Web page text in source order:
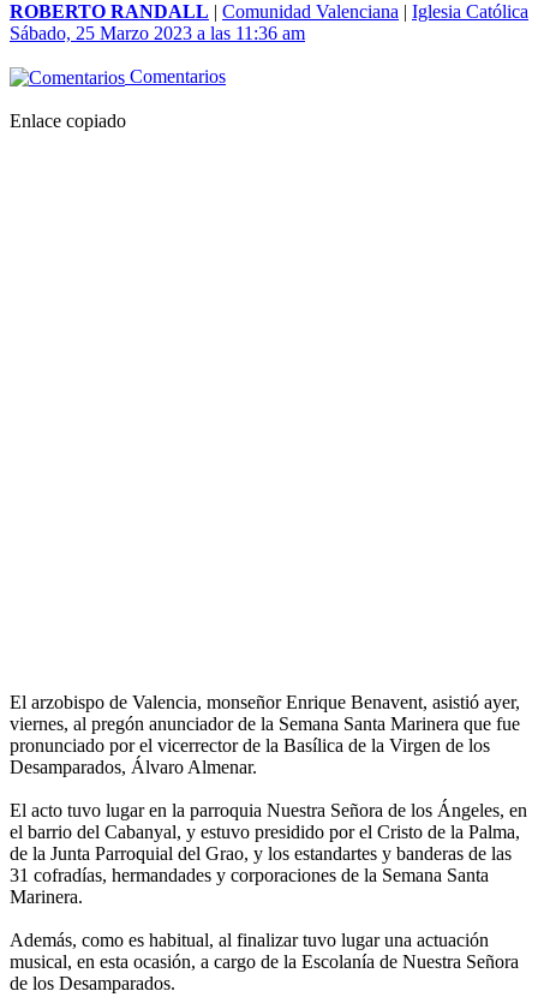
ROBERTO RANDALL | Comunidad Valenciana | Iglesia Católica
Sábado, 25 Marzo 2023 a las 11:36 am
Comentarios
Enlace copiado
El arzobispo de Valencia, monseñor Enrique Benavent, asistió ayer,
viernes, al pregón anunciador de la Semana Santa Marinera que fue
pronunciado por el vicerrector de la Basílica de la Virgen de los
Desamparados, Álvaro Almenar.
El acto tuvo lugar en la parroquia Nuestra Señora de los Ángeles, en
el barrio del Cabanyal, y estuvo presidido por el Cristo de la Palma,
de la Junta Parroquial del Grao, y los estandartes y banderas de las
31 cofradías, hermandades y corporaciones de la Semana Santa
Marinera.
Además, como es habitual, al finalizar tuvo lugar una actuación
musical, en esta ocasión, a cargo de la Escolanía de Nuestra Señora
de los Desamparados.